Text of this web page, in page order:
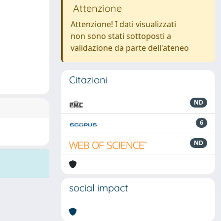
Attenzione
Attenzione! I dati visualizzati
non sono stati sottoposti a
validazione da parte dell'ateneo
Citazioni
ND
6
ND
social impact